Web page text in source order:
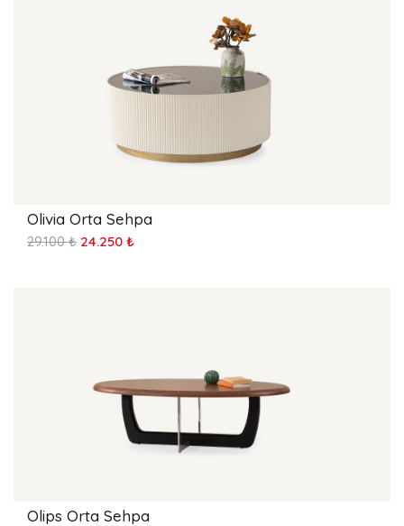
Olivia Orta Sehpa
29.100 ₺ 24.250 ₺
Olips Orta Sehpa